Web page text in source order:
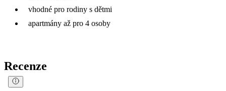
vhodné pro rodiny s dětmi
apartmány až pro 4 osoby
Recenze